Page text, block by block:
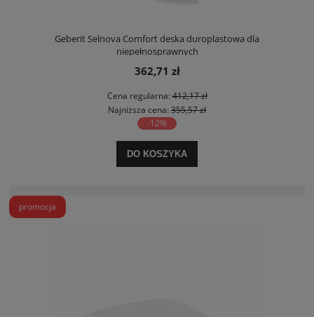
Geberit Selnova Comfort deska duroplastowa dla
niepełnosprawnych
362,71 zł
Cena regularna:412,17 zł
Najniższa cena: 355,57 zł
-12%
DO KOSZYKA
promocja